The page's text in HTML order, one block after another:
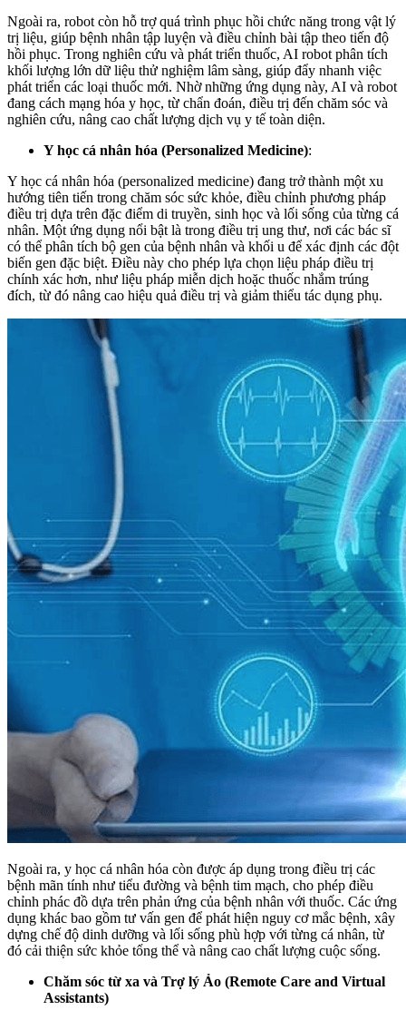
Ngoài ra, robot còn hỗ trợ quá trình phục hồi chức năng trong vật lý
trị liệu, giúp bệnh nhân tập luyện và điều chỉnh bài tập theo tiến độ
hồi phục. Trong nghiên cứu và phát triển thuốc, AI robot phân tích
khối lượng lớn dữ liệu thử nghiệm lâm sàng, giúp đẩy nhanh việc
phát triển các loại thuốc mới. Nhờ những ứng dụng này, AI và robot
đang cách mạng hóa y học, từ chẩn đoán, điều trị đến chăm sóc và
nghiên cứu, nâng cao chất lượng dịch vụ y tế toàn diện.
Y học cá nhân hóa (Personalized Medicine):
Y học cá nhân hóa (personalized medicine) đang trở thành một xu
hướng tiên tiến trong chăm sóc sức khỏe, điều chỉnh phương pháp
điều trị dựa trên đặc điểm di truyền, sinh học và lối sống của từng cá
nhân. Một ứng dụng nổi bật là trong điều trị ung thư, nơi các bác sĩ
có thể phân tích bộ gen của bệnh nhân và khối u để xác định các đột
biến gen đặc biệt. Điều này cho phép lựa chọn liệu pháp điều trị
chính xác hơn, như liệu pháp miễn dịch hoặc thuốc nhắm trúng
đích, từ đó nâng cao hiệu quả điều trị và giảm thiểu tác dụng phụ.
Ngoài ra, y học cá nhân hóa còn được áp dụng trong điều trị các
bệnh mãn tính như tiểu đường và bệnh tim mạch, cho phép điều
chỉnh phác đồ dựa trên phản ứng của bệnh nhân với thuốc. Các ứng
dụng khác bao gồm tư vấn gen để phát hiện nguy cơ mắc bệnh, xây
dựng chế độ dinh dưỡng và lối sống phù hợp với từng cá nhân, từ
đó cải thiện sức khỏe tổng thể và nâng cao chất lượng cuộc sống.
Chăm sóc từ xa và Trợ lý Ảo (Remote Care and Virtual
Assistants)